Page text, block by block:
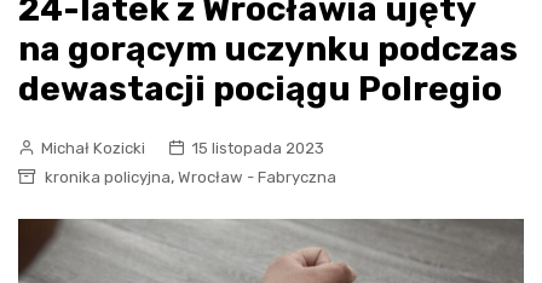
24-latek z Wrocławia ujęty
na gorącym uczynku podczas
dewastacji pociągu Polregio
Michał Kozicki
15 listopada 2023
kronika policyjna, Wrocław - Fabryczna